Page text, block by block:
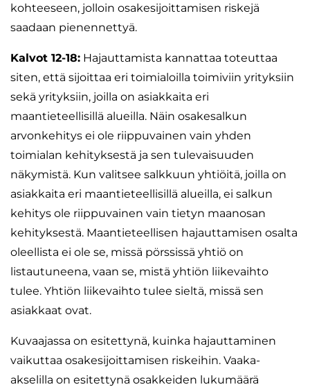
kohteeseen, jolloin osakesijoittamisen riskejä
saadaan pienennettyä.
Kalvot 12-18: Hajauttamista kannattaa toteuttaa
siten, että sijoittaa eri toimialoilla toimiviin yrityksiin
sekä yrityksiin, joilla on asiakkaita eri
maantieteellisillä alueilla. Näin osakesalkun
arvonkehitys ei ole riippuvainen vain yhden
toimialan kehityksestä ja sen tulevaisuuden
näkymistä. Kun valitsee salkkuun yhtiöitä, joilla on
asiakkaita eri maantieteellisillä alueilla, ei salkun
kehitys ole riippuvainen vain tietyn maanosan
kehityksestä. Maantieteellisen hajauttamisen osalta
oleellista ei ole se, missä pörssissä yhtiö on
listautuneena, vaan se, mistä yhtiön liikevaihto
tulee. Yhtiön liikevaihto tulee sieltä, missä sen
asiakkaat ovat.
Kuvaajassa on esitettynä, kuinka hajauttaminen
vaikuttaa osakesijoittamisen riskeihin. Vaaka-
akselilla on esitettynä osakkeiden lukumäärä